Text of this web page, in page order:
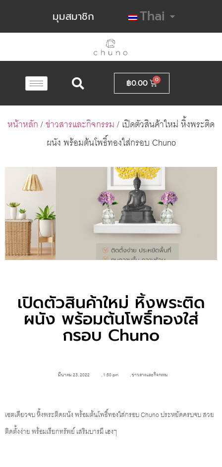
มุมสมาชิก Thai
฿0.00
หน้าหลัก/ข่าวสารและกิจกรรม/ เปิดตัวสินค้าใหม่ หิ้งพระติด
ผนัง พร้อมต้นโพธิ์ทองใส่กรอบ Chuno
เปิดตัวสินค้าใหม่ หิ้งพระติด
ผนัง พร้อมต้นโพธิ์ทองใส่
กรอบ Chuno
มีนาคม 23, 2022 ,1:50 pm ,ข่าวสารและกิจกรรม
เซตเดียวจบ หิ้งพระติดผนัง พร้อมต้นโพธิ์ทองใส่กรอบ Chuno ประหยัดครบจบ สวย
ติดตั้งง่าย พร้อมเรียกทรัพย์ เสริมบารมี เฮงๆ